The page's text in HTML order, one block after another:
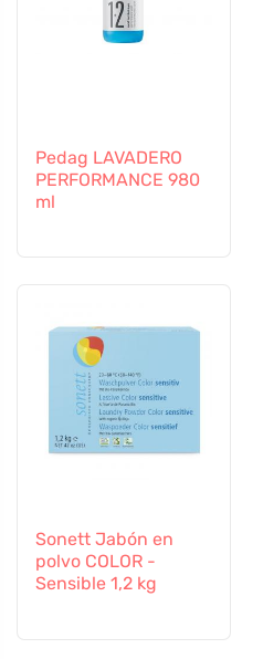
Pedag LAVADERO
PERFORMANCE 980
ml
Sonett Jabón en
polvo COLOR -
Sensible 1,2 kg